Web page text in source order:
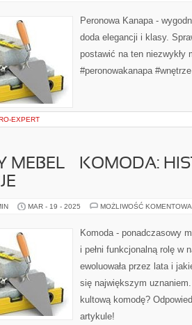
Peronowa Kanapa -
doda elegancji i klasy.
postawić na ten niezwykły
#peronowakanapa
EXPERT
MEBEL – KOMODA:
MAR - 19 - 2025 MOŻLIWOŚĆ
Komoda - ponadczasowy
i pełni funkcjonalną rolę w
ewoluowała przez lata i
się największym
kultową komodę?
artykule!